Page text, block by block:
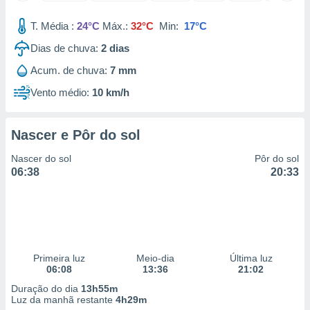
utilizar
criar
medir
da
medir o
fontes,
e melhorar
dados
T. Média : 24°C Máx.: 32°C Min: 17°C
Dias de chuva: 2 dias
Acum. de chuva: 7 mm
Vento médio: 10 km/h
Nascer e Pôr do sol
Nascer do sol
06:38
Pôr do sol
20:33
Primeira luz
06:08
Meio-dia
13:36
Última luz
21:02
Duração do dia 13h55m
Luz da manhã restante 4h29m